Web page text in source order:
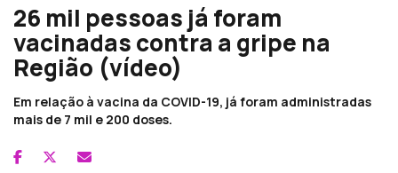
26 mil pessoas já foram
vacinadas contra a gripe na
Região (vídeo)
Em relação à vacina da COVID-19, já foram administradas
mais de 7 mil e 200 doses.